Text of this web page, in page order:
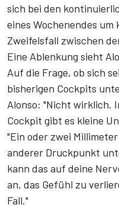
sich bei den
eines Wochenendes um
Zweifelsfall zwischen
Eine Ablenkung sieht
Auf die Frage, ob sich
bisherigen Cockpits
Alonso: "Nicht wirklich.
Cockpit gibt es kleine
"Ein oder zwei
anderer Druckpunkt
kann das auf deine
an, das Gefühl zu
Fall."